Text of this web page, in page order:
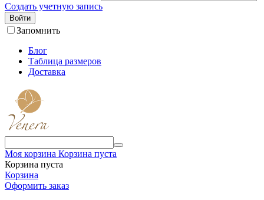
Создать учетную запись
Войти
Запомнить
Блог
Таблица размеров
Доставка
Моя корзина Корзина пуста
Корзина пуста
Корзина
Оформить заказ